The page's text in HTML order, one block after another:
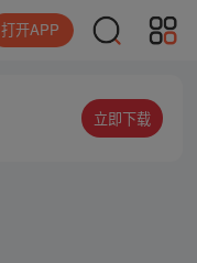
打开APP
立即下载